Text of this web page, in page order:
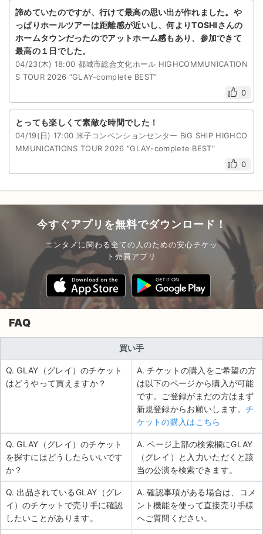
諦めていたのですが、行けて最高の思い出が作れました。や
っぱりホールツアーは距離感が近いし、何よりTOSHIさんの
ホームタウンだったのでアットホーム感もあり、参加できて
最高の１日でした。
04/23(木) 18:00 都城市総合文化ホール HIGHCOMMUNICATION
S TOUR 2026 “GLAY-complete BEST”
0
とっても楽しくて素敵な時間でした！
04/19(日) 17:00 米子コンベンションセンター BiG SHiP HIGHCO
MMUNICATIONS TOUR 2026 “GLAY-complete BEST”
0
今すぐアプリを無料でダウンロード！
エンタメに関わる全ての人のための安心チケッ
ト売買アプリ
FAQ
買い手
Q. GLAY（グレイ）のチケット
はどうやって買えますか？
A. チケットの購入をご希望の方
は以下のページから購入が可能
です。ご登録がまだの方はまず
新規登録からお願いします。チ
ケットの購入はこちら
Q. GLAY（グレイ）のチケット
を探すにはどうしたらいいです
か？
A. ページ上部の検索欄にGLAY
（グレイ）と入力いただくと該
当の公演を検索できます。
Q. 出品されているGLAY（グレ
イ）のチケットで売り手に確認
したいことがあります。
A. 確認事項がある場合は、コメ
ント機能を使って直接売り手様
へご質問ください。